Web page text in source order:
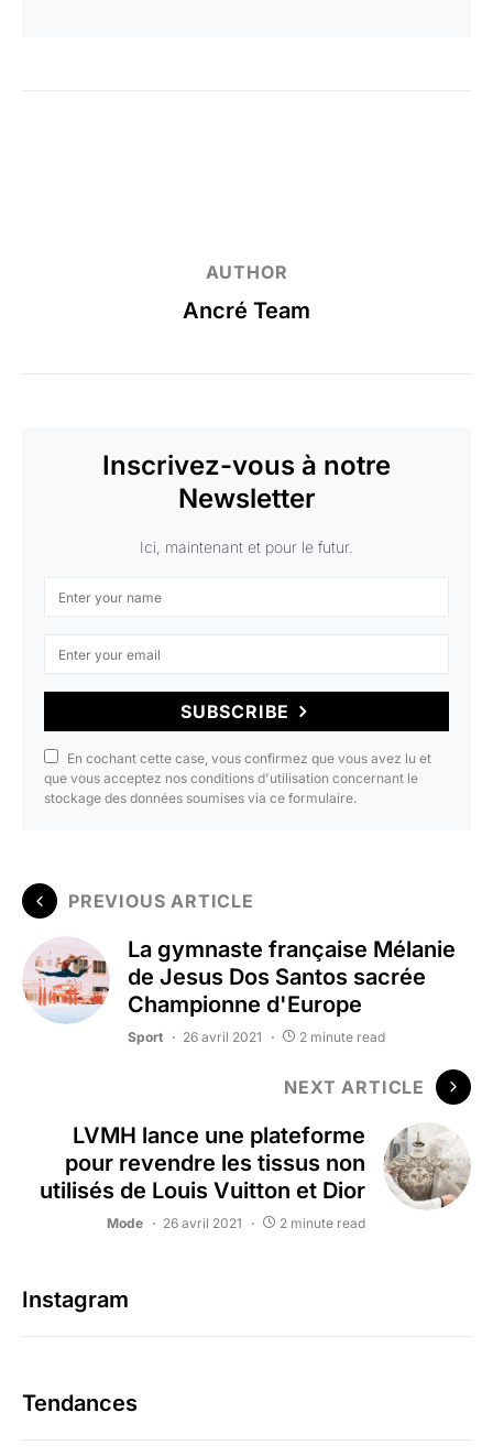
AUTHOR
Ancré Team
Inscrivez-vous à notre
Newsletter
Ici, maintenant et pour le futur.
SUBSCRIBE
En cochant cette case, vous confirmez que vous avez lu et
que vous acceptez nos conditions d'utilisation concernant le
stockage des données soumises via ce formulaire.
PREVIOUS ARTICLE
La gymnaste française Mélanie
de Jesus Dos Santos sacrée
Championne d'Europe
Sport 26 avril 2021 2 minute read
NEXT ARTICLE
LVMH lance une plateforme
pour revendre les tissus non
utilisés de Louis Vuitton et Dior
Mode 26 avril 2021 2 minute read
Instagram
Tendances